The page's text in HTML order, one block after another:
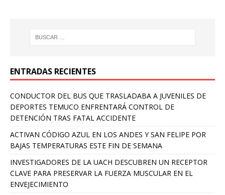
ENTRADAS RECIENTES
CONDUCTOR DEL BUS QUE TRASLADABA A JUVENILES DE
DEPORTES TEMUCO ENFRENTARÁ CONTROL DE
DETENCIÓN TRAS FATAL ACCIDENTE
ACTIVAN CÓDIGO AZUL EN LOS ANDES Y SAN FELIPE POR
BAJAS TEMPERATURAS ESTE FIN DE SEMANA
INVESTIGADORES DE LA UACH DESCUBREN UN RECEPTOR
CLAVE PARA PRESERVAR LA FUERZA MUSCULAR EN EL
ENVEJECIMIENTO